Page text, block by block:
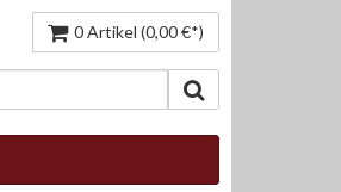
0 Artikel (0,00 €*)